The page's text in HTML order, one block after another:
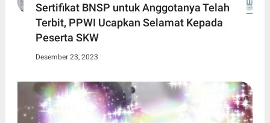
Sertifikat BNSP untuk Anggotanya Telah
Terbit, PPWI Ucapkan Selamat Kepada
Peserta SKW
Desember 23, 2023